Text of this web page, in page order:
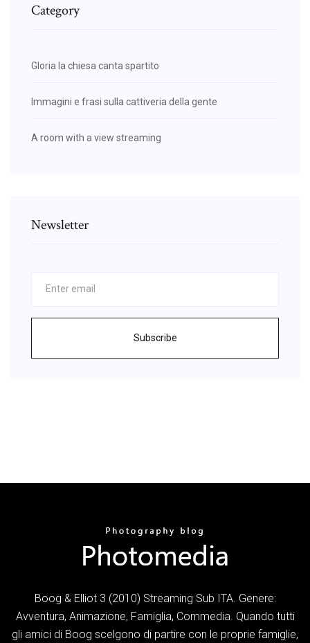
Category
Gloria la chiesa canta spartito
Immagini e frasi sulla cattiveria della gente
A room with a view streaming
Newsletter
Subscribe
Boog & Elliot 3 (2010) Streaming Sub ITA. Genere:
Avventura, Animazione, Famiglia, Commedia. Quando tutti
gli amici di Boog scelgono di partire con le proprie famiglie,